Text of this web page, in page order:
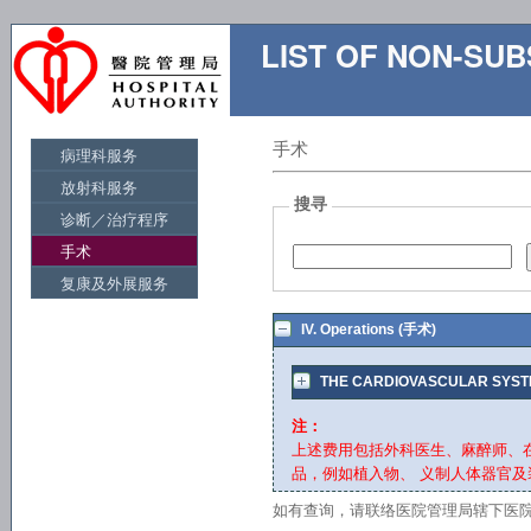
LIST OF NON-
病理科服务
放射科服务
诊断／治疗程序
手术
复康及外展服务
手术
搜寻
IV. Operations (手术)
THE CARDIOVASCULAR
注：
上述费用包括外科医生、麻醉师
品，例如植入物、 义制人体器官
如有查询，请联络医院管理局辖下医